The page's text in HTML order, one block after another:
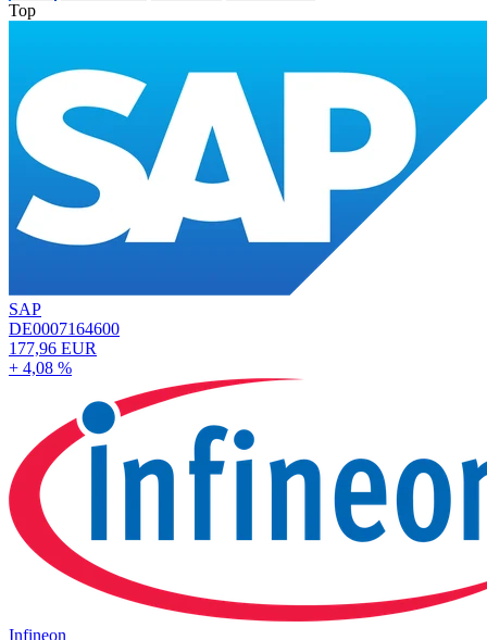
Top
SAP
DE0007164600
177,96 EUR
+ 4,08 %
Infineon